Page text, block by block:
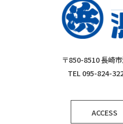
〒850-8510 長崎
TEL 095-824-
ACCESS